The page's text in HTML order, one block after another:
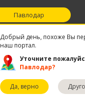
Павлодар
Добрый день, похоже Вы
наш портал.
Уточните
Павлодар?
Да, верно